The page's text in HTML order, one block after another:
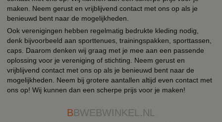
maken. Neem gerust en vrijblijvend contact met ons op als je
benieuwd bent naar de mogelijkheden.
Ook verenigingen hebben regelmatig bedrukte kleding nodig,
denk bijvoorbeeld aan sporttenues, trainingspakken, sporttassen,
caps. Daarom denken wij graag met je mee aan een passende
oplossing voor je vereniging of stichting. Neem gerust en
vrijblijvend contact met ons op als je benieuwd bent naar de
mogelijkheden. Neem bij grotere aantallen altijd even contact met
ons op! Wij kunnen dan een scherpe prijs voor je maken!
BBWEBWINKEL.NL